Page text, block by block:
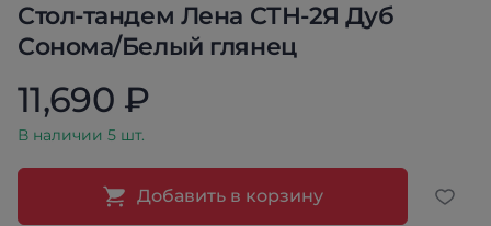
Стол-тандем Лена СТН-2Я Дуб
Сонома/Белый глянец
11,690 ₽
В наличии 5 шт.
Добавить в корзину